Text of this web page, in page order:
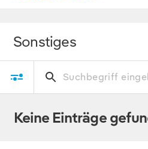
Vogelkamp Neugraben
Sonstiges
Keine Einträge